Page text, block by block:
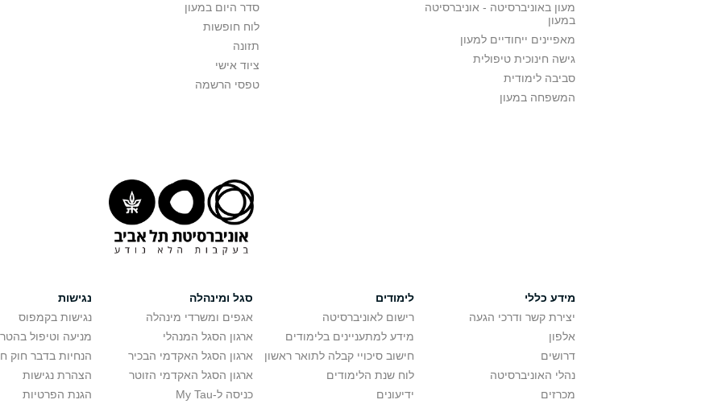
מעון באוניברסיטה - אוניברסיטה
במעון
מאפיינים ייחודיים למעון
גישה חינוכית טיפולית
סביבה לימודית
המשפחה במעון
סדר היום במעון
לוח חופשות
תזונה
ציוד אישי
טפסי הרשמה
מידע כללי
יצירת קשר ודרכי הגעה
אלפון
דרושים
נהלי האוניברסיטה
מכרזים
לימודים
רישום לאוניברסיטה
מידע למתעניינים בלימודים
חישוב סיכויי קבלה לתואר ראשון
לוח שנת הלימודים
ידיעונים
סגל ומינהלה
אגפים ומשרדי מינהלה
ארגון הסגל המנהלי
ארגון הסגל האקדמי הבכיר
ארגון הסגל האקדמי הזוטר
כניסה ל-My Tau
נגישות
נגישות בקמפוס
מניעה וטיפול
הנחיות בדבר חוק
הצהרת נגישות
הגנת הפרטיות